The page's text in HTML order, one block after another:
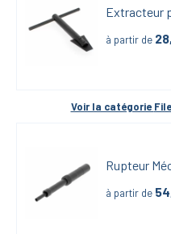
Extracteur
à partir de
Voir la catégorie
Rupteur
à partir de